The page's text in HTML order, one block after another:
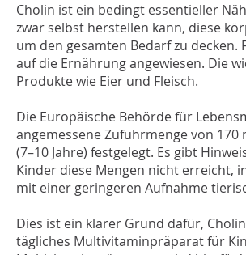
Cholin ist ein bedingt essentieller
zwar selbst herstellen kann, diese
um den gesamten Bedarf zu
auf die Ernährung angewiesen. Die
Produkte wie Eier und Fleisch.
Die Europäische Behörde für
angemessene Zufuhrmenge von 170
(7–10 Jahre) festgelegt. Es gibt
Kinder diese Mengen nicht erreicht,
mit einer geringeren Aufnahme
Dies ist ein klarer Grund dafür,
tägliches Multivitaminpräparat für